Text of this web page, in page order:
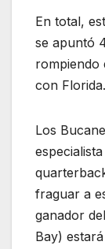
En total,
se apuntó
rompiendo
con Florida.
Los
fraguar a
ganador
Bay)